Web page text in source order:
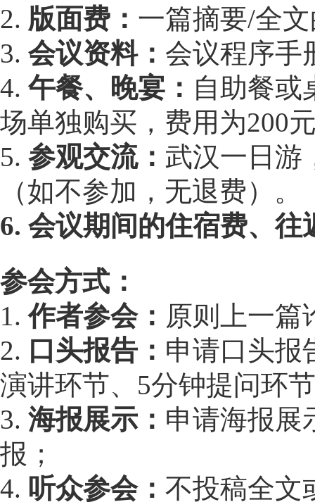
2. 版面费： 一篇摘要/全
3. 会议资料： 会议程序手
4.午餐、晚宴： 自助餐或
场单独购买，费用为200
5. 参观交流： 武汉一日游
（如不参加，无退费）。
6. 会议期间的住宿费、往
参会方式：
1.作者参会： 原则上一篇
2. 口头报告： 申请口头报
演讲环节、5分钟提问环
3. 海报展示： 申请海报展
报；
4. 听众参会： 不投稿全文